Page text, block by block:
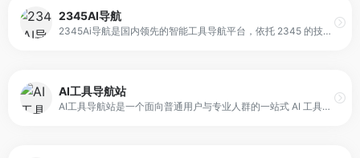
2345AI导航
2345Ai导航是国内领先的智能工具导航平台，依托 2345 的技术积累，精准聚合全网 AI 资源。平台覆盖 30+ 垂类工具，包括 AI 写作、PPT 设计、视频生成、代码编程助手、智能绘图抠图等，提供清晰的分类入口与一键直达功能。
AI工具导航站
AI工具导航站是一个面向普通用户与专业人群的一站式 AI 工具导航平台，收录并整理了 1000+ 免费 AI 工具入口，并按场景与用途分类展示。平台覆盖写作、编程、绘画、论文、视频、办公、学习、生成、agent 等多种工具类型，并提供每日更新的热门工具列表，帮助用户快速找到适合的工具入口。